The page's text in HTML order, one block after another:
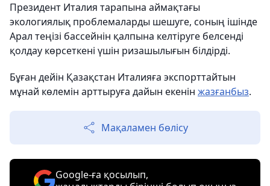
Президент Италия тарапына аймақтағы
экологиялық проблемаларды шешуге, соның ішінде
Арал теңізі бассейнін қалпына келтіруге белсенді
қолдау көрсеткені үшін ризашылығын білдірді.
Бұған дейін Қазақстан Италияға экспорттайтын
мұнай көлемін арттыруға дайын екенін жазғанбыз.
Мақаламен бөлісу
Google-ға қосылып,